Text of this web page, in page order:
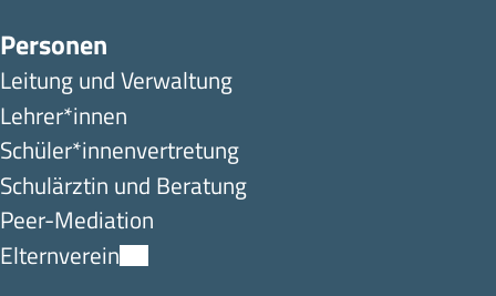
Personen
Leitung und Verwaltung
Lehrer*innen
Schüler*innen­ver­tretung
Schulärztin und Beratung
Peer-Mediation
Elternverein